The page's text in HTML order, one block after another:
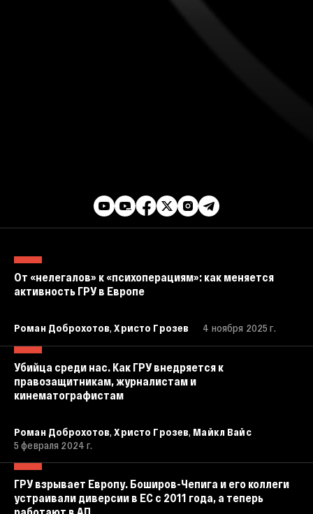
От «нелегалов» к «психоперациям»: как меняется
активность ГРУ в Европе
Роман Доброхотов,Христо Грозев 4 ноября 2025 г.
Убийца среди нас. Как ГРУ внедряется к
правозащитникам, журналистам и
кинематографистам
Роман Доброхотов,Христо Грозев, Майкл Вайс
5 февраля 2024 г.
ГРУ взрывает Европу. Боширов-Чепига и его коллеги
устраивали диверсии в ЕС с 2011 года, а теперь